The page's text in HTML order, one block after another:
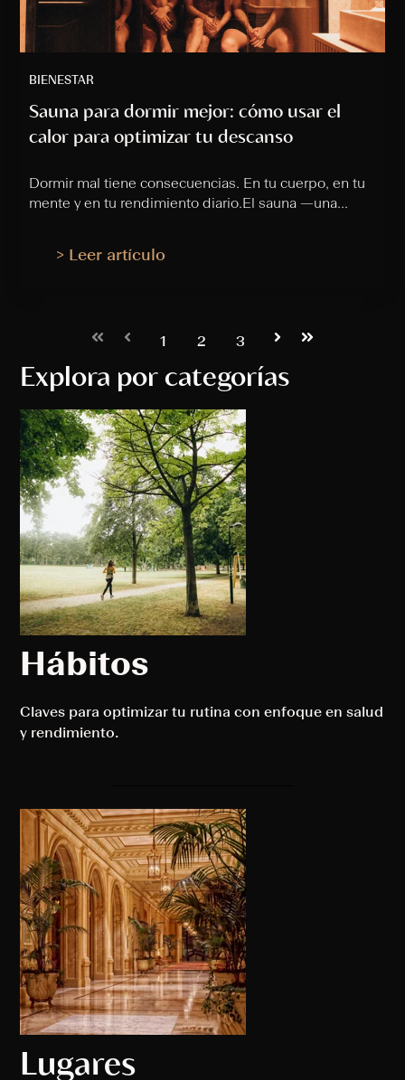
BIENESTAR
Sauna para dormir mejor: cómo usar el
calor para optimizar tu descanso
Dormir mal tiene consecuencias. En tu cuerpo, en tu
mente y en tu rendimiento diario.El sauna —una...
> Leer artículo
PrimeraAnterior
1 2 3 Siguiente
Última
Explora por categorías
Hábitos
Claves para optimizar tu rutina con enfoque en salud
y rendimiento.
Lugares